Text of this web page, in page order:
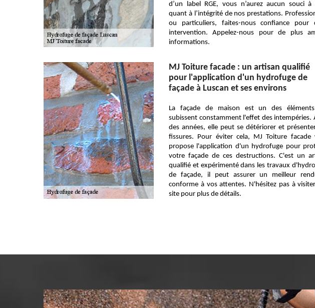
d’un label RGE, vous n’aurez aucun souci à
quant à l’intégrité de nos prestations.
ou particuliers, faites-nous confiance pour
intervention. Appelez-nous pour de plus
informations.
MJ Toiture facade : un artisan qualifié
pour l'application d'un hydrofuge de
façade à Luscan et ses environs
La façade de maison est un des
subissent constamment l'effet des intempéries.
des années, elle peut se détériorer et
fissures. Pour éviter cela, MJ Toiture facade
propose l'application d'un hydrofuge pour
votre façade de ces destructions. C'est un
qualifié et expérimenté dans les travaux
de façade, il peut assurer un meilleur
conforme à vos attentes. N'hésitez pas à
site pour plus de détails.